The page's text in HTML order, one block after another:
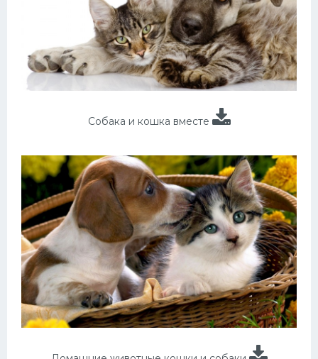
Собака и кошка вместе